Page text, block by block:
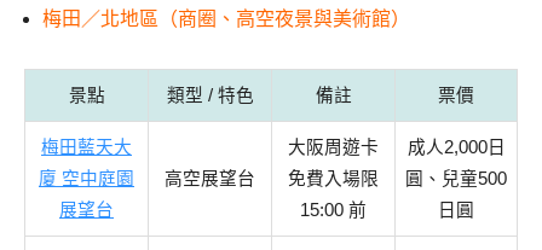
梅田／北地區（商圈、高空夜景與美術館）
景點 類型 / 特色 備註 票價
梅田藍天大
廈 空中庭園
展望台
高空展望台
大阪周遊卡
免費入場限
15:00 前
成人2,000日
圓、兒童500
日圓